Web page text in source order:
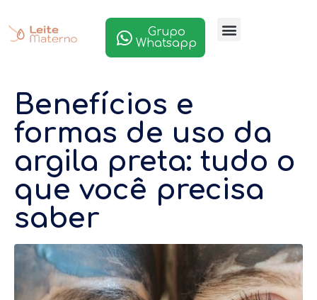
Grupo
Whatsapp
Benefícios e
formas de uso da
argila preta: tudo o
que você precisa
saber